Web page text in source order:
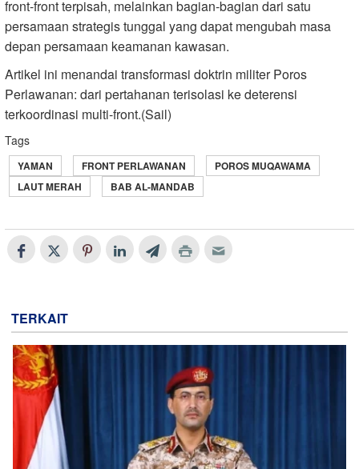
front-front terpisah, melainkan bagian-bagian dari satu
persamaan strategis tunggal yang dapat mengubah masa
depan persamaan keamanan kawasan.
Artikel ini menandai transformasi doktrin militer Poros
Perlawanan: dari pertahanan terisolasi ke deterensi
terkoordinasi multi-front.(Sail)
Tags
YAMAN FRONT PERLAWANAN
POROS MUQAWAMA
LAUT MERAH
BAB AL-MANDAB
TERKAIT